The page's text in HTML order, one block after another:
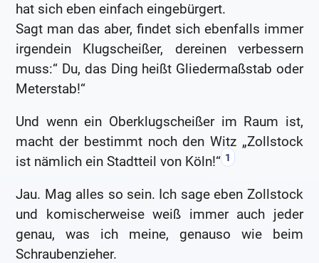
hat sich eben einfach eingebürgert.
Sagt man das aber, findet sich ebenfalls immer
irgendein Klugscheißer, dereinen verbessern
muss:“ Du, das Ding heißt Gliedermaßstab oder
Meterstab!“
Und wenn ein Oberklugscheißer im Raum ist,
macht der bestimmt noch den Witz „Zollstock
ist nämlich ein Stadtteil von Köln!“ 1
Jau. Mag alles so sein. Ich sage eben Zollstock
und komischerweise weiß immer auch jeder
genau, was ich meine, genauso wie beim
Schraubenzieher.